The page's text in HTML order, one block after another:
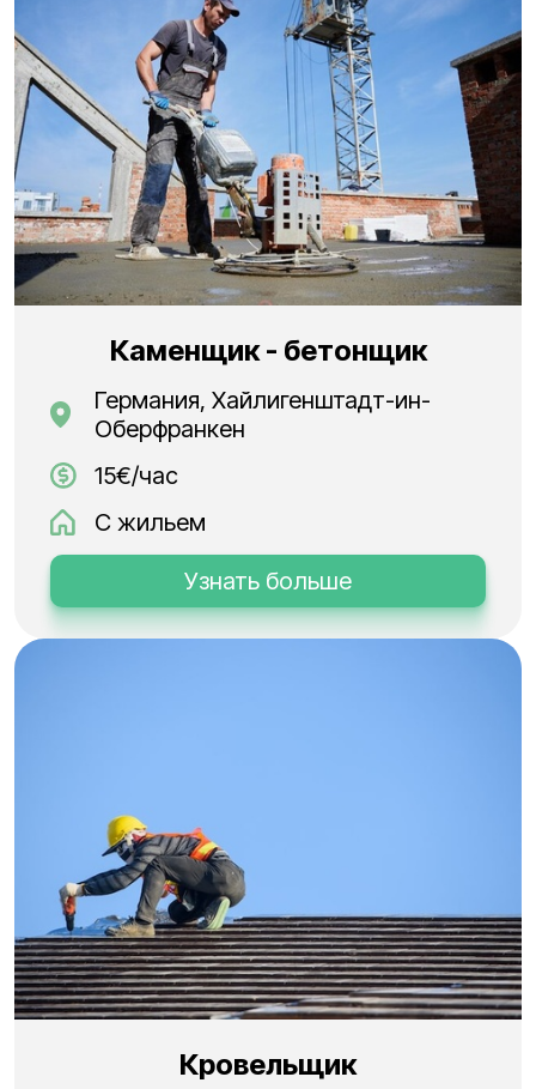
Каменщик - бетонщик
Германия, Хайлигенштадт-ин-
Оберфранкен
15€/час
С жильем
Узнать больше
Кровельщик